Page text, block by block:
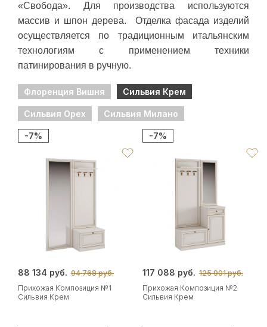
«Свобода». Для производства используются
массив и шпон дерева.
Отделка фасада изделий
осуществляется по традиционным итальянским
технологиям с применением техники
патинирования в ручную.
Флоренция Вишня Сильвия Крем
Сильвия Орех Сильвия Милано
-7%
88 134 руб. 94 768 руб.
Прихожая Композиция №1
Сильвия Крем
-7%
117 088 руб. 125 901 руб.
Прихожая Композиция №2
Сильвия Крем